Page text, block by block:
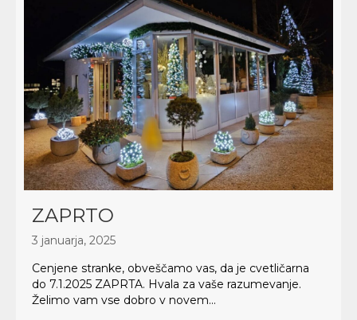
ZAPRTO
3 januarja, 2025
Cenjene stranke, obveščamo vas, da je cvetličarna
do 7.1.2025 ZAPRTA. Hvala za vaše razumevanje.
Želimo vam vse dobro v novem...